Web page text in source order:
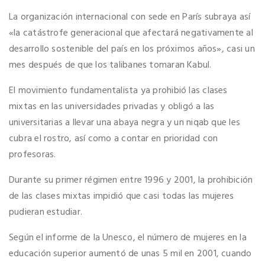
La organización internacional con sede en París subraya así
«la catástrofe generacional que afectará negativamente al
desarrollo sostenible del país en los próximos años», casi un
mes después de que los talibanes tomaran Kabul.
El movimiento fundamentalista ya prohibió las clases
mixtas en las universidades privadas y obligó a las
universitarias a llevar una abaya negra y un niqab que les
cubra el rostro, así como a contar en prioridad con
profesoras.
Durante su primer régimen entre 1996 y 2001, la prohibición
de las clases mixtas impidió que casi todas las mujeres
pudieran estudiar.
Según el informe de la Unesco, el número de mujeres en la
educación superior aumentó de unas 5 mil en 2001, cuando